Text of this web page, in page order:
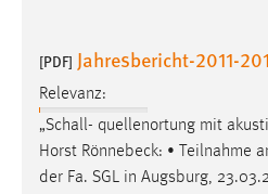
[PDF] Jahresbericht-2011-
Relevanz:
„Schall- quellenortung mit
Horst Rönnebeck: • Teilnahme
der Fa. SGL in Augsburg,